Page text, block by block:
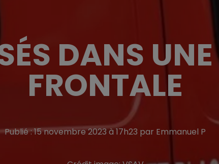
DANS
FRONTALE
Publié : 15 novembre 2023 à 17h23 par Emmanuel P